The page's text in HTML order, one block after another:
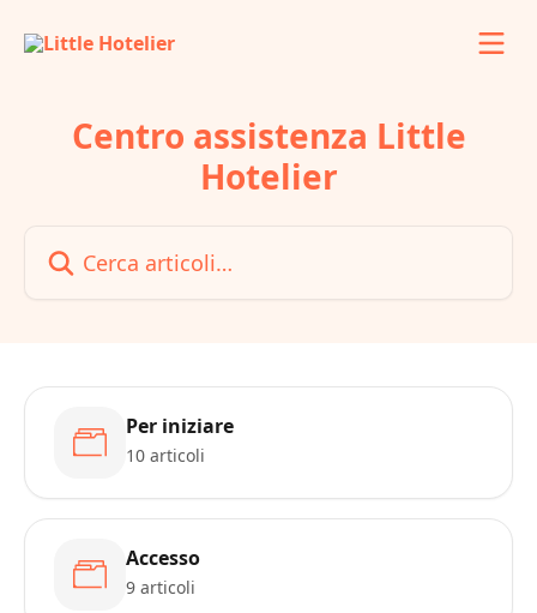
Centro assistenza Little
Hotelier
Per iniziare
10 articoli
Accesso
9 articoli